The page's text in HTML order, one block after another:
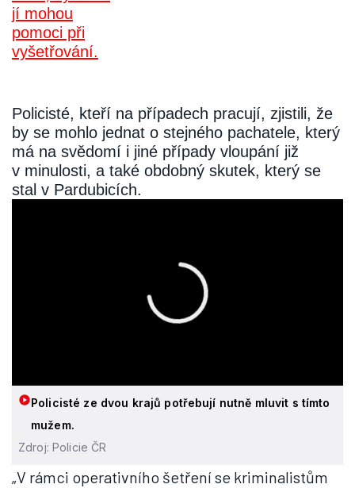
Policisté, kteří na případech pracují, zjistili, že
by se mohlo jednat o stejného pachatele, který
má na svědomí i jiné případy vloupání již
v minulosti, a také obdobný skutek, který se
stal v Pardubicích.
Policisté ze dvou krajů potřebují nutně mluvit s tímto
mužem.
Zdroj: Policie ČR
„V rámci operativního šetření se kriminalistům